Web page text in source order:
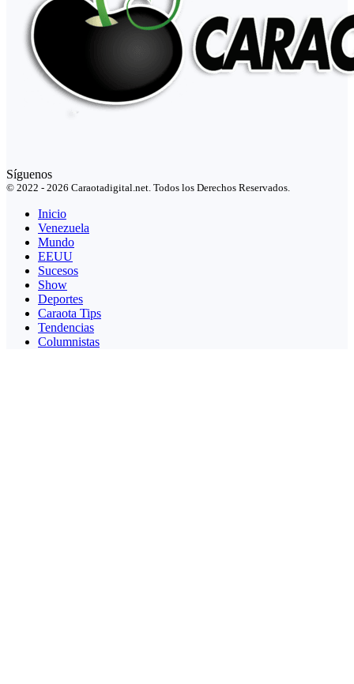
Síguenos
© 2022 - 2026 Caraotadigital.net. Todos los Derechos Reservados.
Inicio
Venezuela
Mundo
EEUU
Sucesos
Show
Deportes
Caraota Tips
Tendencias
Columnistas